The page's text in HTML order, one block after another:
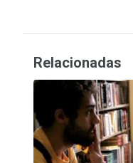
Relacionadas